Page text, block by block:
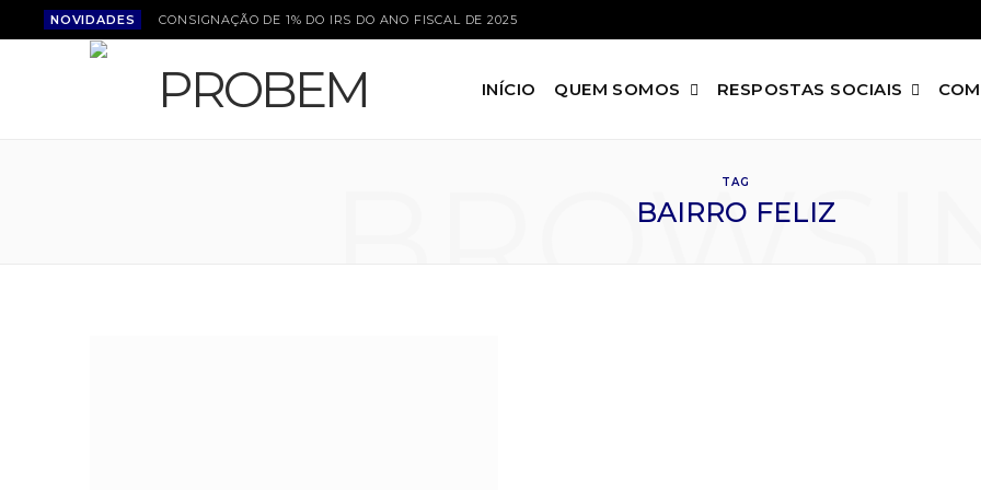
NOVIDADES CONSIGNAÇÃO DE 1% DO IRS DO ANO FISCAL DE 2025
INÍCIO QUEM SOMOS RESPOSTAS SOCIAIS
TAG
BAIRRO FELIZ